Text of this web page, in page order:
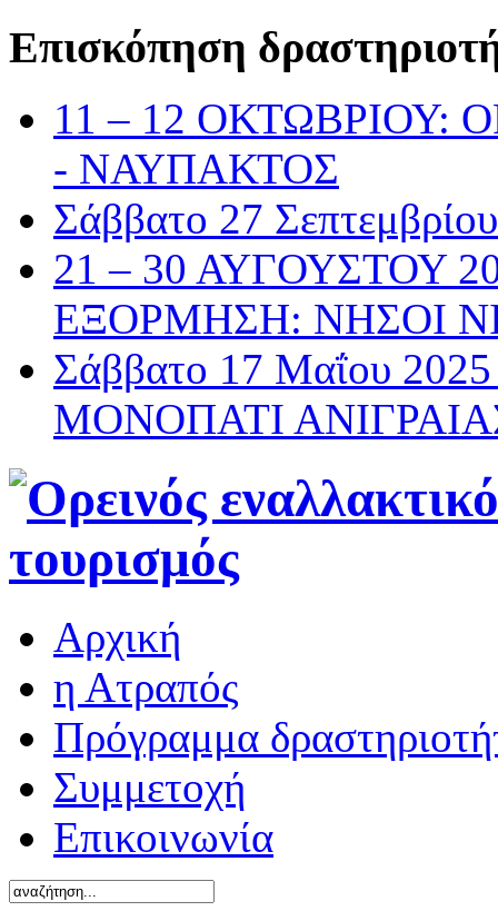
Επισκόπηση
11 – 12 ΟΚΤΩΒΡΙΟΥ:
- ΝΑΥΠΑΚΤΟΣ
Σάββατο 27
21 – 30 ΑΥΓΟΥΣΤΟΥ
ΕΞΟΡΜΗΣΗ: ΝΗΣΟΙ
Σάββατο 17 Μαΐου
ΜΟΝΟΠΑΤΙ
Αρχική
η Ατραπός
Πρόγραμμα
Συμμετοχή
Επικοινωνία